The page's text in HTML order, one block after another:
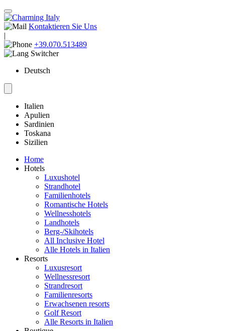
Kontaktieren Sie Uns
|
+39.070.513489
Deutsch
Italien
Apulien
Sardinien
Toskana
Sizilien
Home
Hotels
Luxushotel
Strandhotel
Familienhotels
Romantische Hotels
Wellnesshotels
Landhotels
Berg-/Skihotels
All Inclusive Hotel
Alle Hotels in Italien
Resorts
Luxusresort
Wellnessresort
Strandresort
Familienresorts
Erwachsenen resorts
Golf Resort
Alle Resorts in Italien